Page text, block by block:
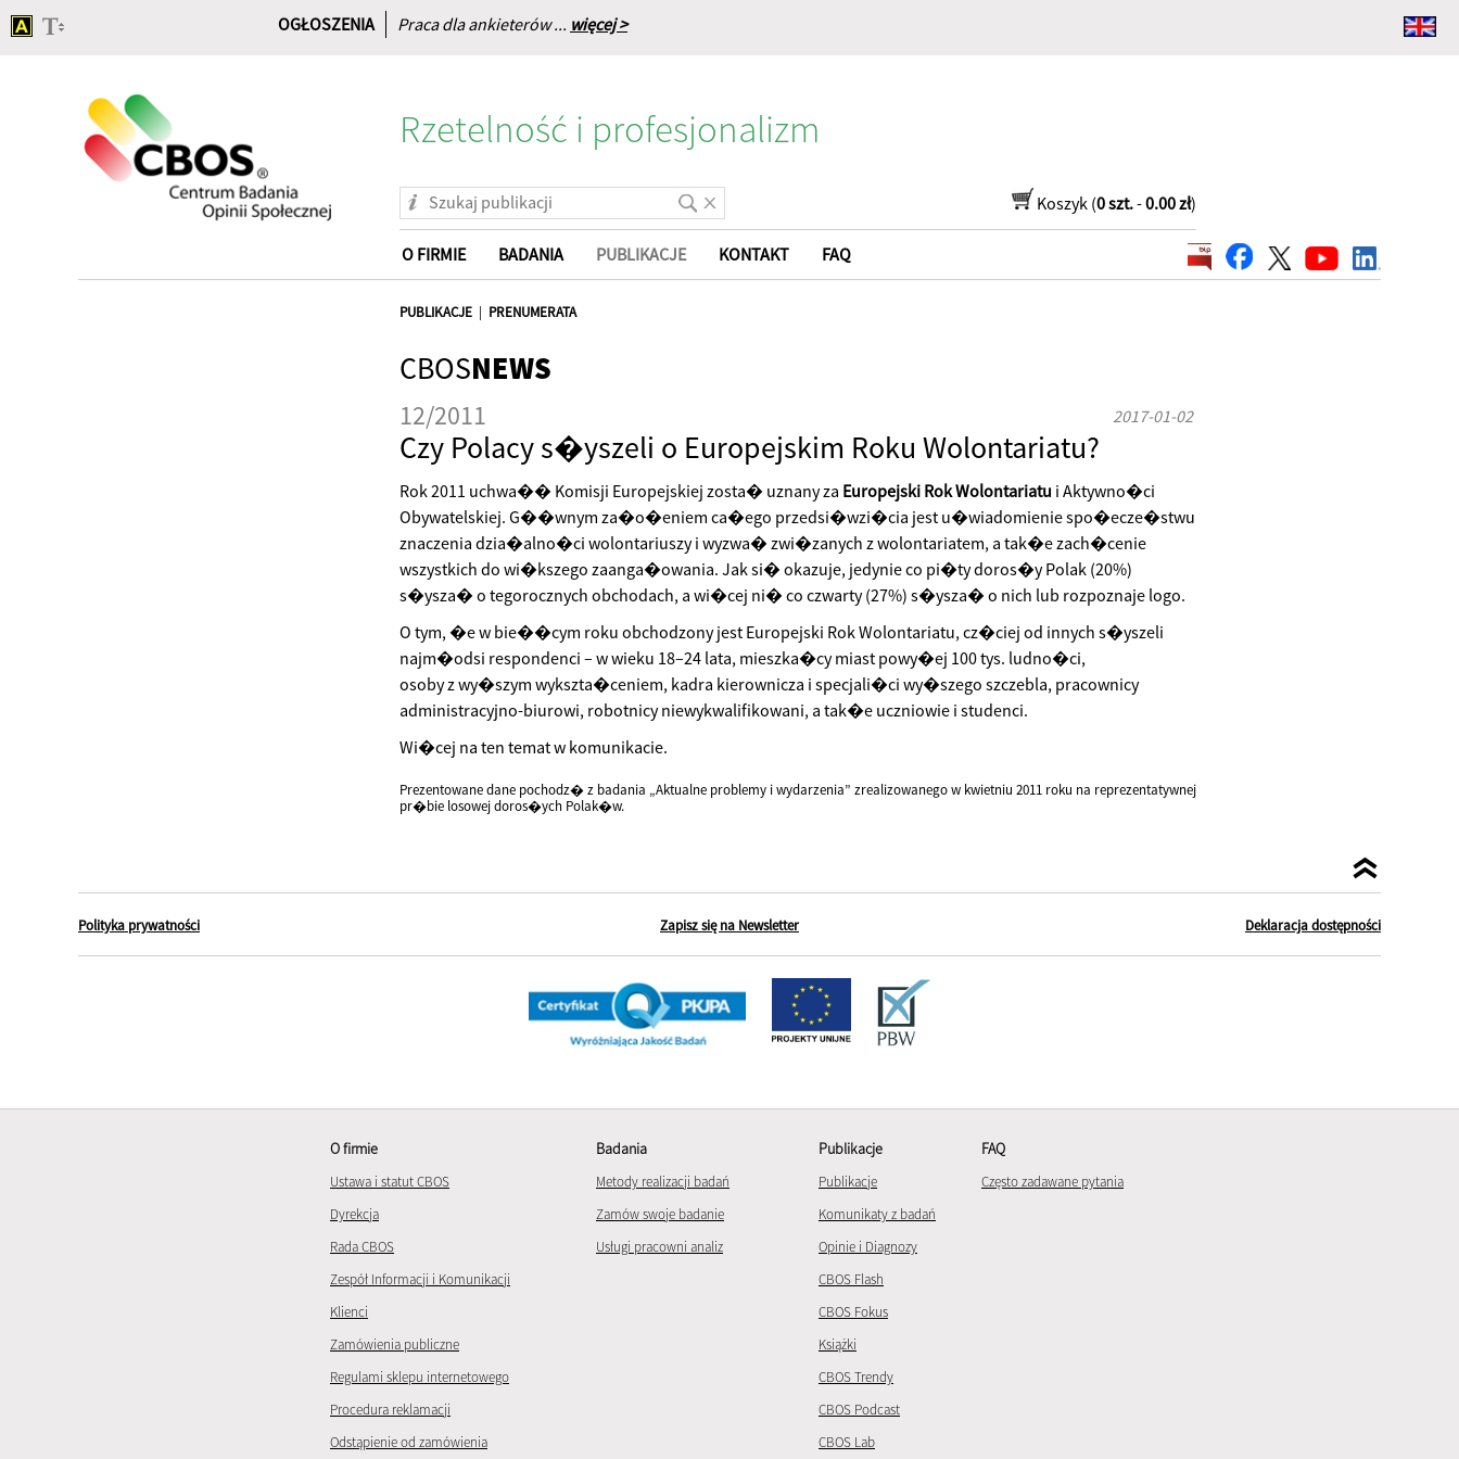
OGŁOSZENIA Praca dla ankieterów ... więcej >
główna
Rzetelność i profesjonalizm
Koszyk (0 szt.-0.00 zł)
O FIRMIE BADANIA PUBLIKACJE KONTAKT FAQ
PUBLIKACJE | PRENUMERATA
CBOSNEWS
12/2011 2017-01-02
Czy Polacy s�yszeli o Europejskim Roku Wolontariatu?
Rok 2011 uchwa�� Komisji Europejskiej zosta� uznany za Europejski Rok Wolontariatu i Aktywno�ci
Obywatelskiej. G��wnym za�o�eniem ca�ego przedsi�wzi�cia jest u�wiadomienie spo�ecze�stwu
znaczenia dzia�alno�ci wolontariuszy i wyzwa� zwi�zanych z wolontariatem, a tak�e zach�cenie
wszystkich do wi�kszego zaanga�owania. Jak si� okazuje, jedynie co pi�ty doros�y Polak (20%)
s�ysza� o tegorocznych obchodach, a wi�cej ni� co czwarty (27%) s�ysza� o nich lub rozpoznaje logo.
O tym, �e w bie��cym roku obchodzony jest Europejski Rok Wolontariatu, cz�ciej od innych s�yszeli
najm�odsi respondenci – w wieku 18–24 lata, mieszka�cy miast powy�ej 100 tys. ludno�ci,
osoby z wy�szym wykszta�ceniem, kadra kierownicza i specjali�ci wy�szego szczebla, pracownicy
administracyjno-biurowi, robotnicy niewykwalifikowani, a tak�e uczniowie i studenci.
Wi�cej na ten temat w komunikacie.
Prezentowane dane pochodz� z badania „Aktualne problemy i wydarzenia” zrealizowanego w kwietniu 2011 roku na reprezentatywnej
pr�bie losowej doros�ych Polak�w.
Polityka prywatności Zapisz się na Newsletter Deklaracja dostępności
O firmie
Ustawa i statut CBOS
Dyrekcja
Rada CBOS
Zespół Informacji i Komunikacji
Klienci
Zamówienia publiczne
Regulami sklepu internetowego
Procedura reklamacji
Odstąpienie od zamówienia
Badania
Metody realizacji badań
Zamów swoje badanie
Usługi pracowni analiz
Publikacje
Publikacje
Komunikaty z badań
Opinie i Diagnozy
CBOS Flash
CBOS Fokus
Książki
CBOS Trendy
CBOS Podcast
CBOS Lab
FAQ
Często zadawane pytania